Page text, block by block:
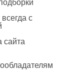
с
сайта